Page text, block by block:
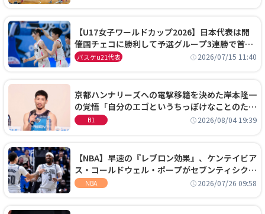
【U17女子ワールドカップ2026】日本代表は開
催国チェコに勝利して予選グループ3連勝で首位
通過！準々決勝の相手はエジプトに決定
バスケu21代表 2026/07/15 11:40
京都ハンナリーズへの電撃移籍を決めた岸本隆一
の覚悟「自分のエゴというちっぽけなことのため
に、京都に来たわけではない」
B1 2026/08/04 19:39
【NBA】早速の『レブロン効果』、ケンテイビア
ス・コールドウェル・ポープがセブンティシクサ
ーズに1年契約で加入
NBA 2026/07/26 09:58